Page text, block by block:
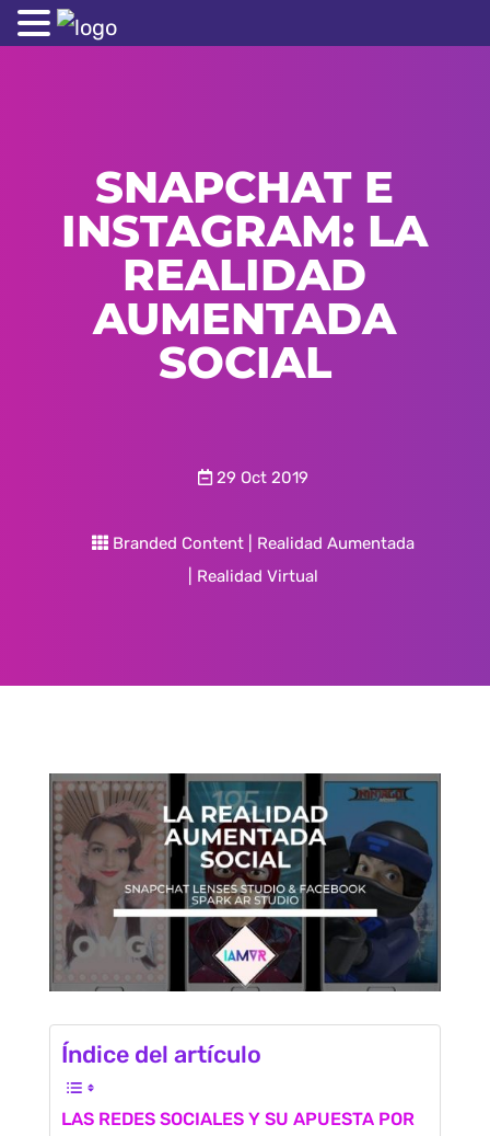
SNAPCHAT E
INSTAGRAM: LA
REALIDAD
AUMENTADA
SOCIAL
29 Oct 2019
Branded Content
Realidad Aumentada
Realidad Virtual
Índice del artículo
LAS REDES SOCIALES Y SU APUESTA POR